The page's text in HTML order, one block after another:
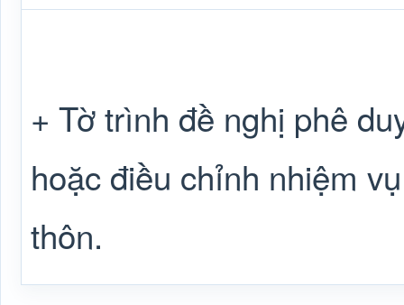
+ Tờ trình đề nghị phê
hoặc điều chỉnh nhiệm
thôn.